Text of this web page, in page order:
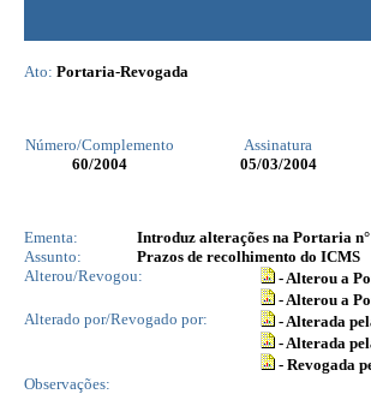
Ato: Portaria-Revogada
Número/Complemento Assinatura
60/2004 05/03/2004
Ementa:
Introduz alterações na Portaria
Assunto:
Prazos de recolhimento do ICMS
Alterou/Revogou:
- Alterou a
- Alterou a
Alterado por/Revogado por:
- Alterada
- Alterada
- Revogada
Observações: